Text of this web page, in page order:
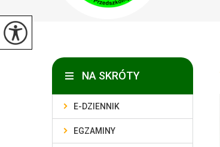
NA SKRÓTY
E-DZIENNIK
EGZAMINY